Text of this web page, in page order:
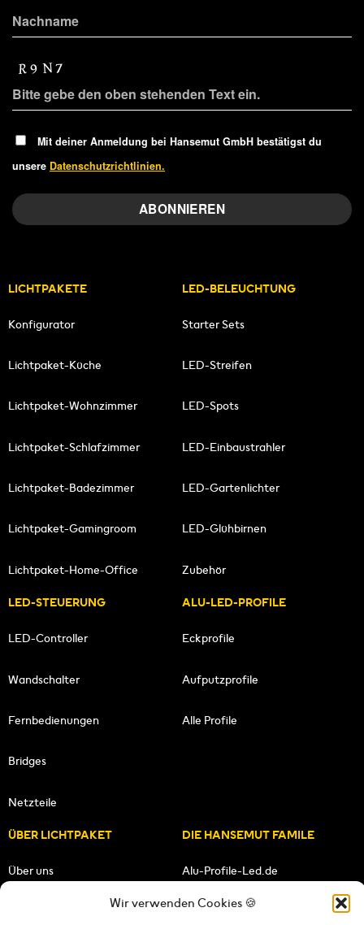
Wir verwenden Cookies 🍪
Mit deiner Anmeldung bei Hansemut GmbH bestätigst du
unsere Datenschutzrichtlinien.
LICHTPAKETE
Konfigurator
Lichtpaket-Küche
Lichtpaket-Wohnzimmer
Lichtpaket-Schlafzimmer
Lichtpaket-Badezimmer
Lichtpaket-Gamingroom
Lichtpaket-Home-Office
LED-BELEUCHTUNG
Starter Sets
LED-Streifen
LED-Spots
LED-Einbaustrahler
LED-Gartenlichter
LED-Glühbirnen
Zubehör
LED-STEUERUNG
LED-Controller
Wandschalter
Fernbedienungen
Bridges
Netzteile
ALU-LED-PROFILE
Eckprofile
Aufputzprofile
Alle Profile
ÜBER LICHTPAKET
Über uns
DIE HANSEMUT FAMILE
Alu-Profile-Led.de
HANSEMUT.de